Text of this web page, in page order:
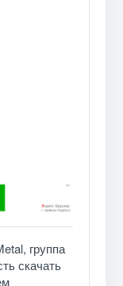
группа
скачать